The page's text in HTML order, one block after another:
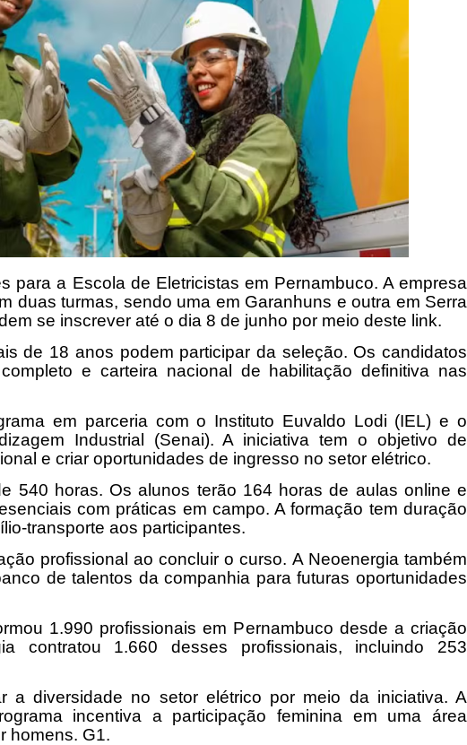
para a Escola de Eletricistas em Pernambuco. A empresa
duas turmas, sendo uma em Garanhuns e outra em Serra
se inscrever até o dia 8 de junho por meio deste link.
de 18 anos podem participar da seleção. Os candidatos
e carteira nacional de habilitação definitiva nas
em parceria com o Instituto Euvaldo Lodi (IEL) e o
Industrial (Senai). A iniciativa tem o objetivo de
e criar oportunidades de ingresso no setor elétrico.
540 horas. Os alunos terão 164 horas de aulas online e
com práticas em campo. A formação tem duração
transporte aos participantes.
profissional ao concluir o curso. A Neoenergia também
de talentos da companhia para futuras oportunidades
1.990 profissionais em Pernambuco desde a criação
contratou 1.660 desses profissionais, incluindo 253
a diversidade no setor elétrico por meio da iniciativa. A
incentiva a participação feminina em uma área
homens. G1.